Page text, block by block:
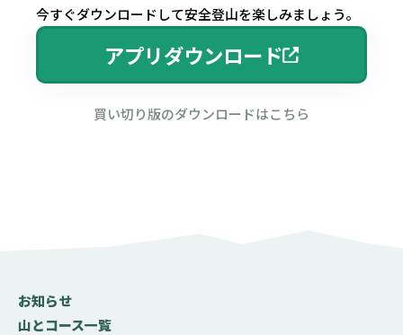
今すぐダウンロードして安全登山を楽しみましょう。
アプリダウンロード
買い切り版のダウンロードはこちら
お知らせ
山とコース一覧